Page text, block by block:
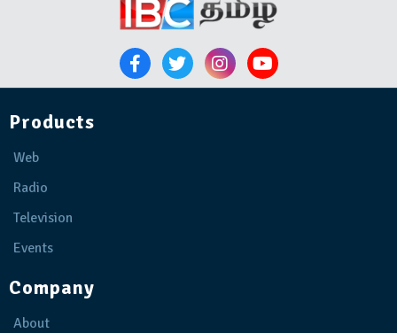
Products
Web
Radio
Television
Events
Company
About